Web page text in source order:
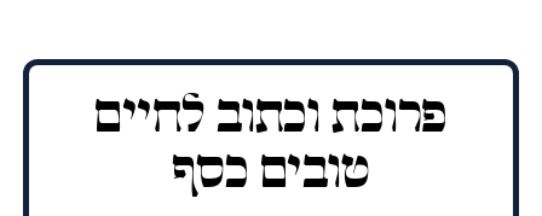
פרוכת וכתוב לחיים
טובים כסף